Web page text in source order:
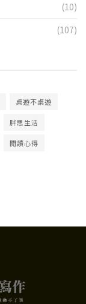
(10)
(107)
桌遊不桌遊
胖思生活
閱讀心得